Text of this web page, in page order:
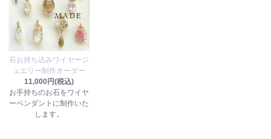
石お持ち込みワイヤージ
ュエリー制作オーダー
11,000円(税込)
お手持ちのお石をワイヤ
ーペンダントに制作いた
します。